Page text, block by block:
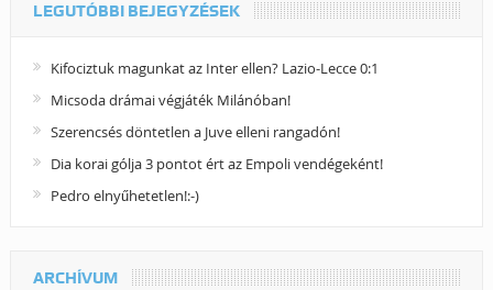
LEGUTÓBBI BEJEGYZÉSEK
Kifociztuk magunkat az Inter ellen? Lazio-Lecce 0:1
Micsoda drámai végjáték Milánóban!
Szerencsés döntetlen a Juve elleni rangadón!
Dia korai gólja 3 pontot ért az Empoli vendégeként!
Pedro elnyűhetetlen!:-)
ARCHÍVUM